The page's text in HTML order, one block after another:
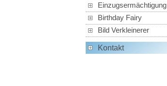
Einzugsermächtigung
Birthday Fairy
Bild Verkleinerer
Kontakt